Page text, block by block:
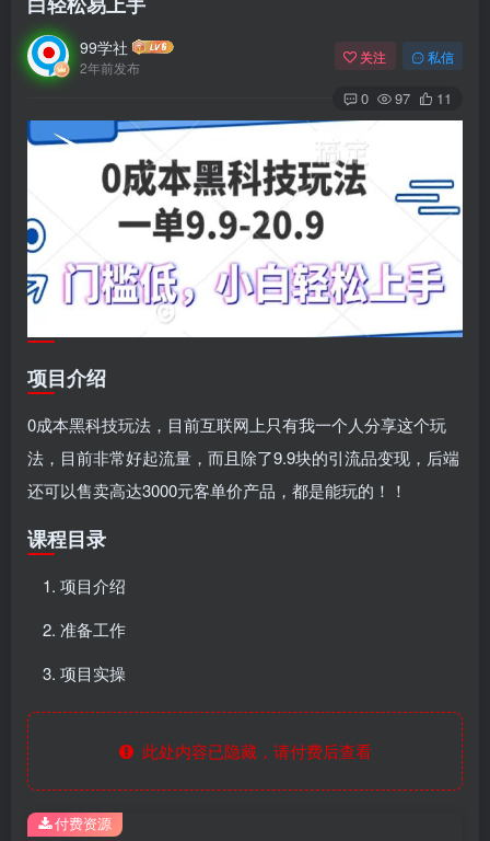
99学社
2年前发布
关注 私信
0 97 11
项目介绍
0成本黑科技玩法，目前互联网上只有我一个人分享这个玩
法，目前非常好起流量，而且除了9.9块的引流品变现，后端
还可以售卖高达3000元客单价产品，都是能玩的！！
课程目录
项目介绍
准备工作
项目实操
此处内容已隐藏，请付费后查看
付费资源